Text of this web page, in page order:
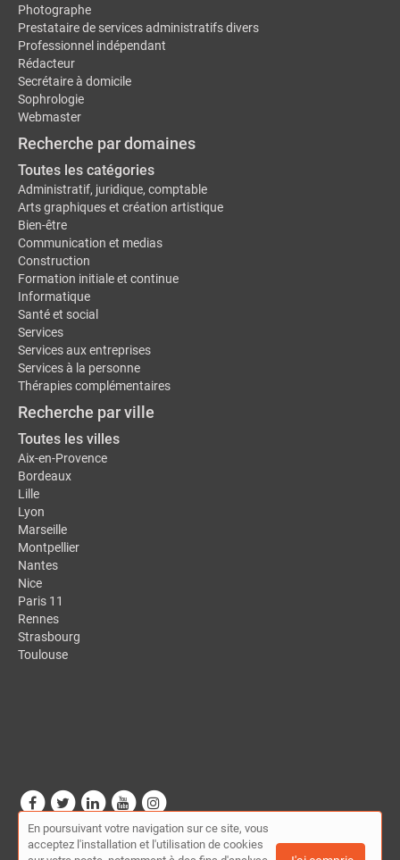
Photographe
Prestataire de services administratifs divers
Professionnel indépendant
Rédacteur
Secrétaire à domicile
Sophrologie
Webmaster
Recherche par domaines
Toutes les catégories
Administratif, juridique, comptable
Arts graphiques et création artistique
Bien-être
Communication et medias
Construction
Formation initiale et continue
Informatique
Santé et social
Services
Services aux entreprises
Services à la personne
Thérapies complémentaires
Recherche par ville
Toutes les villes
Aix-en-Provence
Bordeaux
Lille
Lyon
Marseille
Montpellier
Nantes
Nice
Paris 11
Rennes
Strasbourg
Toulouse
© Mon-presta.fr - Annuaire des indépendants (FNAE) 2026 |
du site|Mon compte | Contact
En poursuivant votre navigation sur ce site, vous
acceptez l'installation et l'utilisation de cookies